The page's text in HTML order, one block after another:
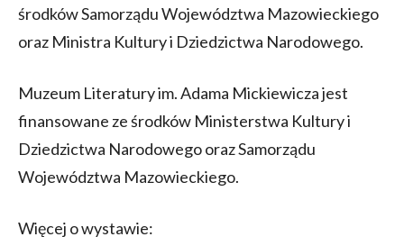
środków Samorządu Województwa Mazowieckiego
oraz Ministra Kultury i Dziedzictwa Narodowego.
Muzeum Literatury im. Adama Mickiewicza jest
finansowane ze środków Ministerstwa Kultury i
Dziedzictwa Narodowego oraz Samorządu
Województwa Mazowieckiego.
Więcej o wystawie: